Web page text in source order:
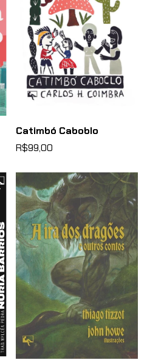
Catimbó Caboblo
R$99,00